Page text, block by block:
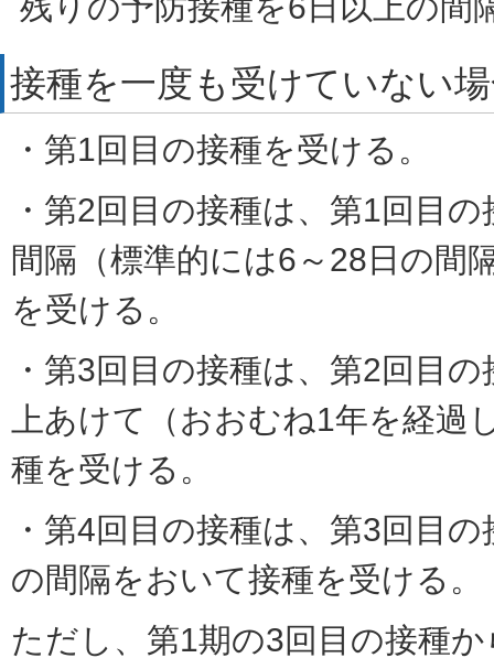
接種を一度も受けていない
・第1回目の接種を受ける。
・第2回目の接種は、第1回目
間隔（標準的には6～28日の間
を受ける。
・第3回目の接種は、第2回目
上あけて（おおむね1年を経過
種を受ける。
・第4回目の接種は、第3回目
の間隔をおいて接種を受ける。
ただし、第1期の3回目の接種